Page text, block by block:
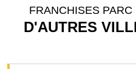
FRANCHISES
D'AUTRES